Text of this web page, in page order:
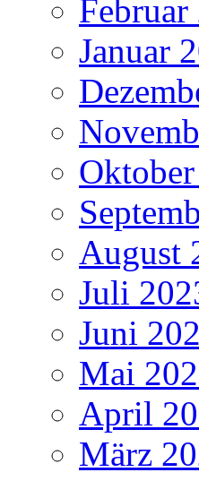
Februar
Januar
August
Juli
Juni
Mai
April
März